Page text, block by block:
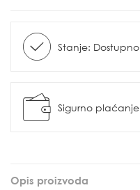
Stanje: Dostupno
Sigurno plaćanje
Opis proizvoda